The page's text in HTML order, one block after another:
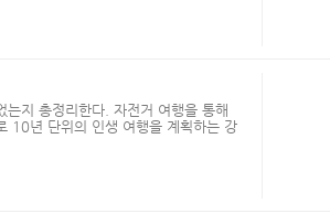
지 총정리한다. 자전거 여행을 통해
10년 단위의 인생 여행을 계획하는 강